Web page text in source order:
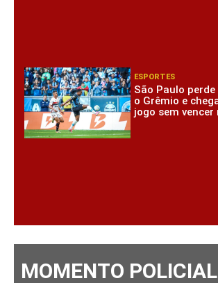
ESPORTES
São Paulo
o Grêmio e
jogo sem
MOMENTO POLICIAL